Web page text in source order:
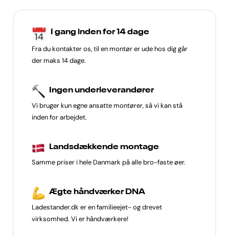
I gang inden for 14 dage
Fra du kontakter os, til en montør er ude hos dig går
der maks 14 dage.
Ingen underleverandører
Vi bruger kun egne ansatte montører, så vi kan stå
inden for arbejdet.
Landsdækkende montage
Samme priser i hele Danmark på alle bro-faste øer.
Ægte håndværker DNA
Ladestander.dk er en familieejet- og drevet
virksomhed. Vi er håndværkere!